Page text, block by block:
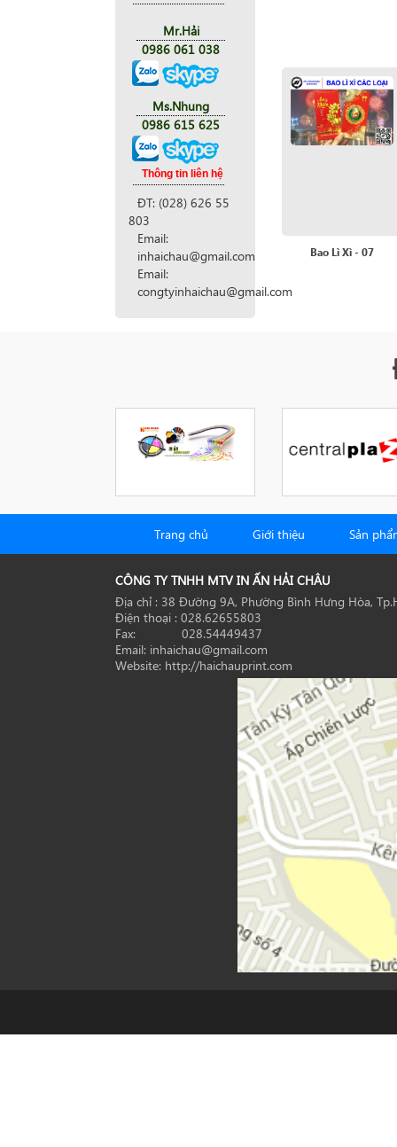
Mr.Hải
0986 061 038
Ms.Nhung
0986 615 625
Thông tin liên hệ
ĐT: (028) 626 55
803
Email:
inhaichau@gmail.com
Email:
congtyinhaichau@gmail.com
Bao Lì Xì - 07
Trang chủ Giới thiệu Sản
CÔNG TY TNHH MTV IN ẤN HẢI CHÂU
Địa chỉ : 38 Đường 9A, Phường Bình Hưng Hòa,
Điện thoại : 028.62655803
Fax: 028.54449437
Email: inhaichau@gmail.com
Website: http://haichauprint.com